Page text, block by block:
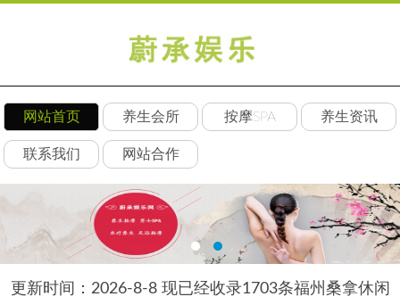
网站首页 养生会所 按摩SPA 养生资讯
联系我们 网站合作
更新时间：2026-8-8 现已经收录1703条福州桑拿休闲